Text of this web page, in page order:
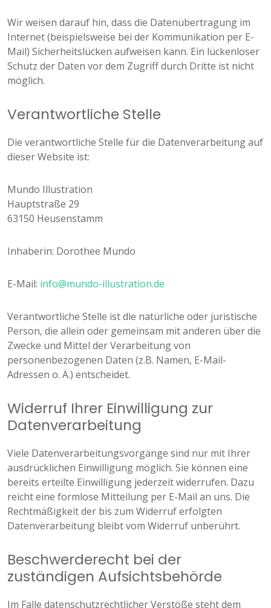
Wir weisen darauf hin, dass die Datenübertragung im
Internet (beispielsweise bei der Kommunikation per E-
Mail) Sicherheitslücken aufweisen kann. Ein lückenloser
Schutz der Daten vor dem Zugriff durch Dritte ist nicht
möglich.
Verantwortliche Stelle
Die verantwortliche Stelle für die Datenverarbeitung auf
dieser Website ist:
Mundo Illustration
Hauptstraße 29
63150 Heusenstamm
Inhaberin: Dorothee Mundo
E-Mail: info@mundo-illustration.de
Verantwortliche Stelle ist die natürliche oder juristische
Person, die allein oder gemeinsam mit anderen über die
Zwecke und Mittel der Verarbeitung von
personenbezogenen Daten (z.B. Namen, E-Mail-
Adressen o. Ä.) entscheidet.
Widerruf Ihrer Einwilligung zur
Datenverarbeitung
Viele Datenverarbeitungsvorgänge sind nur mit Ihrer
ausdrücklichen Einwilligung möglich. Sie können eine
bereits erteilte Einwilligung jederzeit widerrufen. Dazu
reicht eine formlose Mitteilung per E-Mail an uns. Die
Rechtmäßigkeit der bis zum Widerruf erfolgten
Datenverarbeitung bleibt vom Widerruf unberührt.
Beschwerderecht bei der
zuständigen Aufsichtsbehörde
Im Falle datenschutzrechtlicher Verstöße steht dem